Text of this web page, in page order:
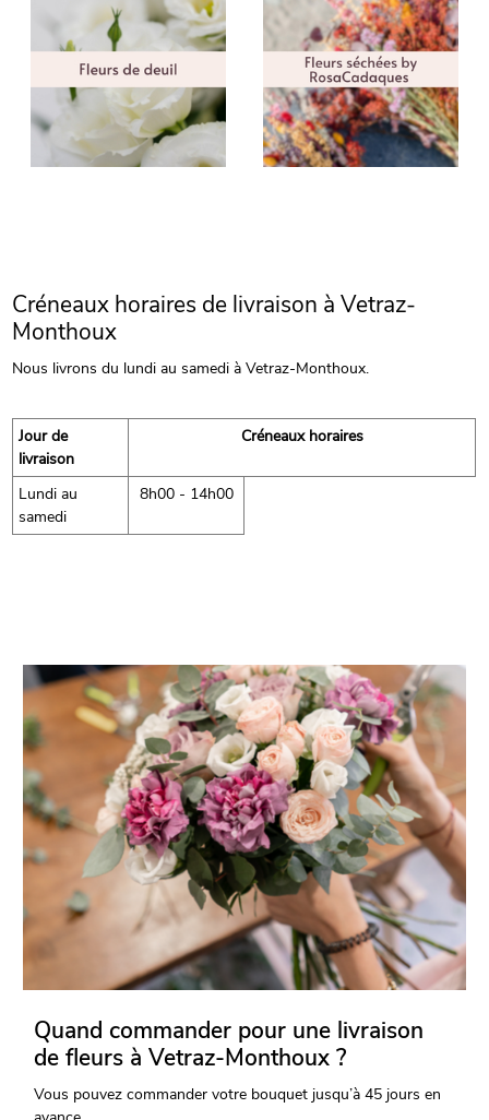
Créneaux horaires de livraison à Vetraz-
Monthoux
Nous livrons du lundi au samedi à Vetraz-Monthoux.
Jour de
livraison
Créneaux horaires
Lundi au
samedi
8h00 - 14h00
Quand commander pour une livraison
de fleurs à Vetraz-Monthoux ?
Vous pouvez commander votre bouquet jusqu’à 45 jours en